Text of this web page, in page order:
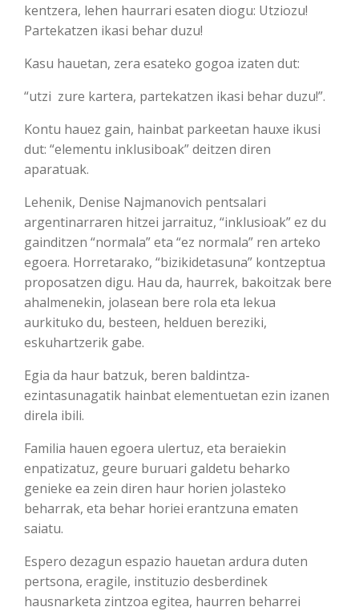
kentzera, lehen haurrari esaten diogu: Utziozu!
Partekatzen ikasi behar duzu!
Kasu hauetan, zera esateko gogoa izaten dut:
“utzi zure kartera, partekatzen ikasi behar duzu!”.
Kontu hauez gain, hainbat parkeetan hauxe ikusi
dut: “elementu inklusiboak” deitzen diren
aparatuak.
Lehenik, Denise Najmanovich pentsalari
argentinarraren hitzei jarraituz, “inklusioak” ez du
gainditzen “normala” eta “ez normala” ren arteko
egoera. Horretarako, “bizikidetasuna” kontzeptua
proposatzen digu. Hau da, haurrek, bakoitzak bere
ahalmenekin, jolasean bere rola eta lekua
aurkituko du, besteen, helduen bereziki,
eskuhartzerik gabe.
Egia da haur batzuk, beren baldintza-
ezintasunagatik hainbat elementuetan ezin izanen
direla ibili.
Familia hauen egoera ulertuz, eta beraiekin
enpatizatuz, geure buruari galdetu beharko
genieke ea zein diren haur horien jolasteko
beharrak, eta behar horiei erantzuna ematen
saiatu.
Espero dezagun espazio hauetan ardura duten
pertsona, eragile, instituzio desberdinek
hausnarketa zintzoa egitea, haurren beharrei